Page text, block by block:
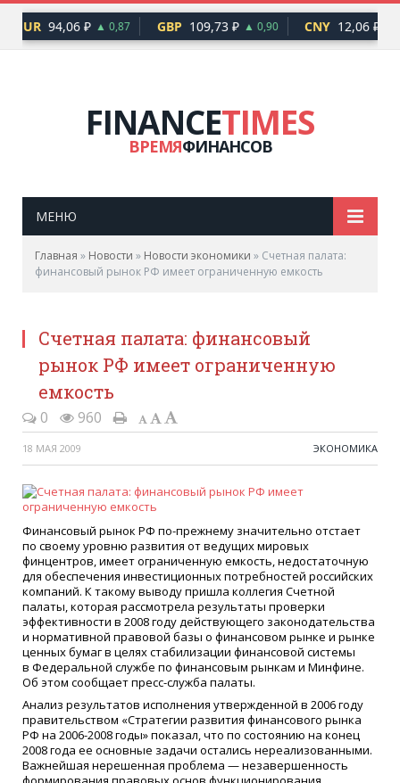
EUR 94,06 ₽ ▲ 0,87 GBP 109,73 ₽ ▲ 0,90 CNY 12,06 ₽
FINANCETIMES
ВРЕМЯФИНАНСОВ
МЕНЮ
Главная » Новости » Новости экономики » Счетная палата:
финансовый рынок РФ имеет ограниченную емкость
Счетная палата: финансовый
рынок РФ имеет ограниченную
емкость
0 960
18 МАЯ 2009 ЭКОНОМИКА
Финансовый рынок РФ по-прежнему значительно отстает
по своему уровню развития от ведущих мировых
финцентров, имеет ограниченную емкость, недостаточную
для обеспечения инвестиционных потребностей российских
компаний. К такому выводу пришла коллегия Счетной
палаты, которая рассмотрела результаты проверки
эффективности в 2008 году действующего законодательства
и нормативной правовой базы о финансовом рынке и рынке
ценных бумаг в целях стабилизации финансовой системы
в Федеральной службе по финансовым рынкам и Минфине.
Об этом сообщает пресс-служба палаты.
Анализ результатов исполнения утвержденной в 2006 году
правительством «Стратегии развития финансового рынка
РФ на 2006-2008 годы» показал, что по состоянию на конец
2008 года ее основные задачи остались нереализованными.
Важнейшая нерешенная проблема — незавершенность